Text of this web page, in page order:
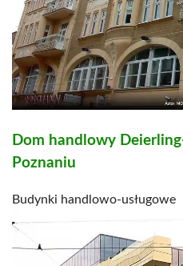
Dom handlowy
Poznaniu
Budynki handlowo-usługowe